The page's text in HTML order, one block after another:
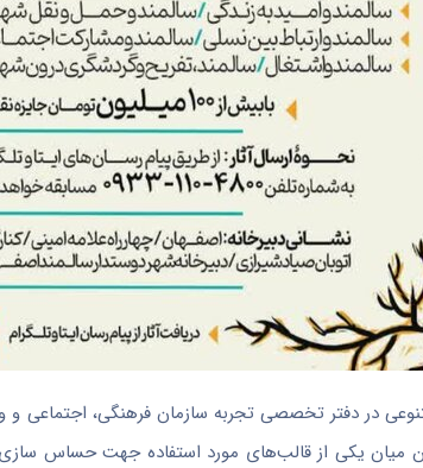
در دفتر تخصصی تجربه سازمان فرهنگی،
میان یکی از قالب‌های مورد استفاده جهت حساس